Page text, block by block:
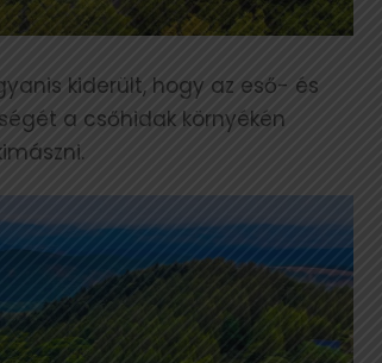
kiderült, hogy az eső- és
a csőhidak környékén